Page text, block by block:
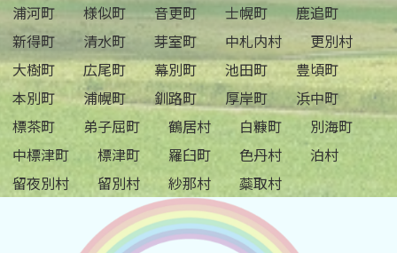
浦河町
様似町 音更町 士幌町
鹿追町
新得町
清水町 芽室町 中札内村
更別村
大樹町
広尾町 幕別町 池田町
豊頃町
本別町
浦幌町 釧路町 厚岸町
浜中町
標茶町
弟子屈町 鶴居村 白糠町
別海町
中標津町
標津町 羅臼町 色丹村
泊村
留夜別村
留別村 紗那村 蘂取村